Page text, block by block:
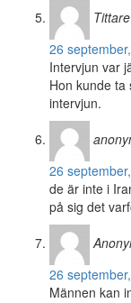
Tittare
26
Intervjun var
Hon kunde
intervjun.
26
de är inte i
på sig det
26
Männen kan